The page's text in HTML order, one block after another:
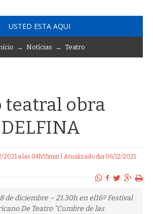
USTED ESTA AQUI
→ Notícias → Teatro
teatral obra
2021 a las 04h55min | Atualizado dia 06/12/2021
de diciembre – 21.30h en el16º Festival
De Teatro “Cumbre de las